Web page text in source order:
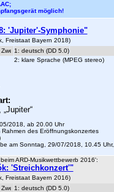
möglich!
'Jupiter'-Symphonie"
Freistaat Bayern 2018)
1: deutsch (DD 5.0)
2: klare Sprache (MPEG stereo)
:
„Jupiter“
2018, ab 20.00 Uhr
des Eröffnungskonzertes
am Sonntag, 29/07/2018, 10.45 Uhr,
ARD-Musikwettbewerb 2016':
'Streichkonzert'"
Freistaat Bayern 2016)
1: deutsch (DD 5.0)